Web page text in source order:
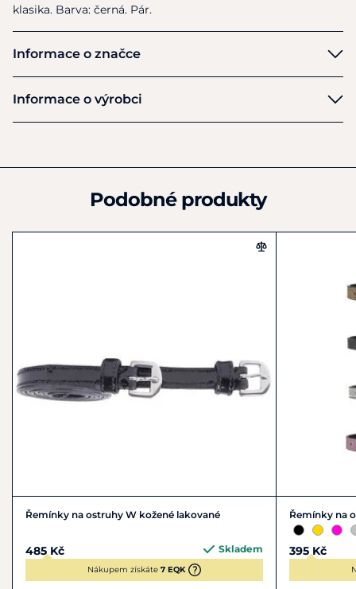
klasika. Barva: černá. Pár.
Informace o značce
DeNiro
Informace o výrobci
Via Casaranello 4
Podobné produkty
Řemínky na ostruhy W kožené lakované
485 Kč Skladem
Nákupem získáte 7 EQK
Řemínky na
395 Kč